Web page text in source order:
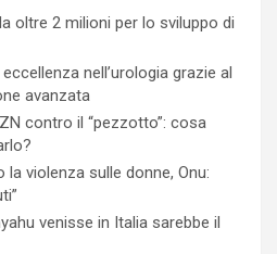
oltre 2 milioni per lo sviluppo di
nell’urologia grazie al
avanzata
contro il “pezzotto”: cosa
violenza sulle donne, Onu:
venisse in Italia sarebbe il